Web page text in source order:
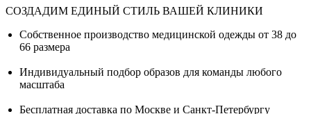
СОЗДАДИМ ЕДИНЫЙ СТИЛЬ ВАШЕЙ КЛИНИКИ
Собственное производство медицинской одежды от 38 до
66 размера
Индивидуальный подбор образов для команды любого
масштаба
Бесплатная доставка по Москве и Санкт-Петербургу